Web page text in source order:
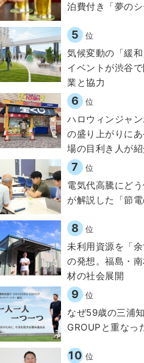
泊費付き「夢の
5 位
気候変動の「緩
イベントが渋谷
業と協力
6 位
ハロウィンジャ
の盛り上がりに
場の目利き人が紹
7 位
電気代高騰にど
が解説した「節
8 位
未利用資源を「
の発想。福島・
材の社会展開​
9 位
なぜ59歳の三浦
GROUPと重なっ
10 位